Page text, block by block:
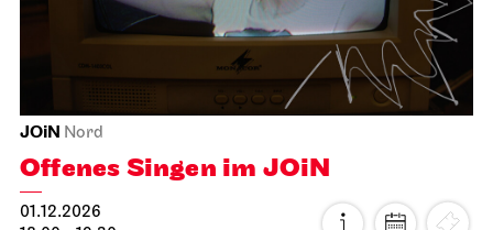
Schauspiel StuttgartFoyer Kammertheater
Autor*innenmatinee
15.11.2026
11:00